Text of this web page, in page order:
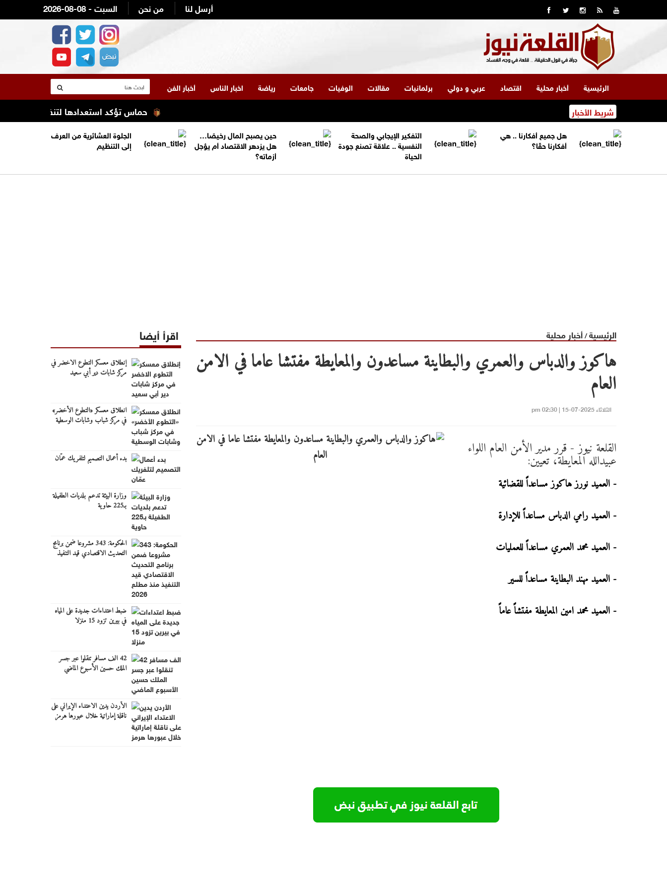
2026-08-08 - السبت من نحن أرسل لنا
الرئيسية أخبار محلية اقتصاد عربي و دولي برلمانيات مقالات الوفيات جامعات رياضة اخبار الناس أخبار الفن
شريط الأخبار حماس تؤكد استعدادها لتنفيذ اتفاق غزة شرط
هل جميع أفكارنا .. هي
أفكارنا حقًا؟
التفكير الإيجابي والصحة
النفسية .. علاقة تصنع جودة
الحياة
حين يصبح المال رخيصًا…
هل يزدهر الاقتصاد أم يؤجل
أزماته؟
الجلوة العشائرية من العرف
إلى التنظيم
الرئيسية/أخبار محلية
هاكوز والدباس والعمري والبطاينة مساعدون والمعايطة مفتشا عاما في الامن
العام
الثلاثاء 2025-07-15 | 02:30 pm
القلعة نيوز - قرر مدير الأمن العام اللواء
عبيدالله المعايطة، تعيين:
- العميد نورز هاكوز مساعداً للقضائية
- العميد رامي الدباس مساعداً للإدارة
- العميد محمد العمري مساعداً للعمليات
- العميد مهند البطاينة مساعداً للسير
- العميد محمد امين المعايطة مفتشاً عاماً
اقرأ أيضا
إنطلاق معسكر التطوع الاخضر في
مركز شابات دير أبي سعيد
انطلاق معسكر «التطوع الأخضر»
في مركز شباب وشابات الوسطية
بدء أعمال التصميم لتلفريك عمّان
وزارة البيئة تدعم بلديات الطفيلة
بـ225 حاوية
الحكومة: 343 مشروعا ضمن برنامج
التحديث الاقتصادي قيد التنفيذ
ضبط اعتداءات جديدة على المياه
في بيرين تزود 15 منزلا
42 الف مسافر تنقلوا عبر جسر
الملك حسين الأسبوع الماضي
الأردن يدين الاعتداء الإيراني على
ناقلة إماراتية خلال عبورها هرمز